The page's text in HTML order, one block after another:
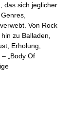
das sich jeglicher
Von Rock
zu Balladen,
Erholung,
„Body Of